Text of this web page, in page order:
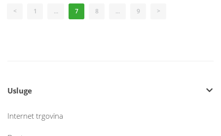
< 1 ... 7 8 ... 9 >
Usluge
Internet trgovina